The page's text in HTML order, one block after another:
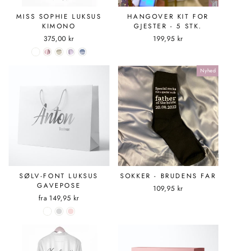
MISS SOPHIE LUKSUS
KIMONO
375,00 kr
HANGOVER KIT FOR
GJESTER - 5 STK.
199,95 kr
SØLV-FONT LUKSUS
GAVEPOSE
fra 149,95 kr
Nyhed
SOKKER - BRUDENS FAR
109,95 kr